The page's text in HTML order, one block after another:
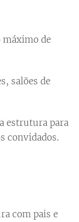
máximo de
salões de
estrutura para
convidados.
com pais e